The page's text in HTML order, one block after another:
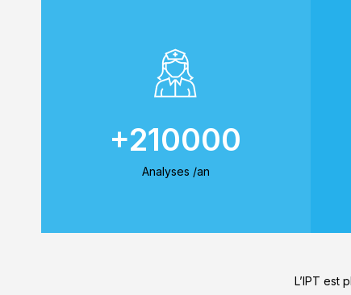
+210000
Analyses /an
L’IPT est